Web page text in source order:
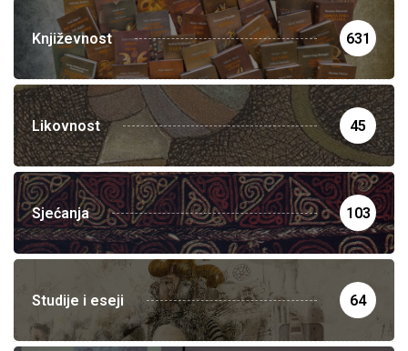
Književnost 631
Likovnost 45
Sjećanja 103
Studije i eseji 64